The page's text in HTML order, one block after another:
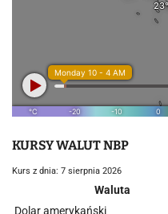
KURSY WALUT NBP
Kurs z dnia: 7 sierpnia 2026
Waluta
Dolar amerykański